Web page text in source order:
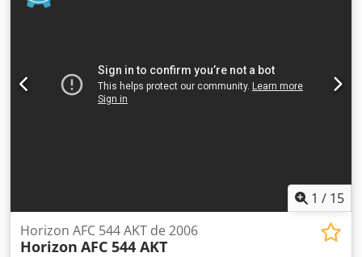
1 / 15
Horizon AFC 544 AKT de 2006
Horizon AFC 544 AKT